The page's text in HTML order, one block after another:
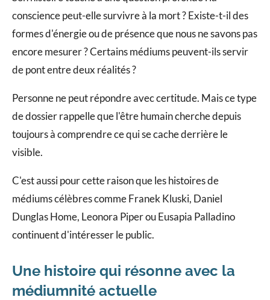
conscience peut-elle survivre à la mort ? Existe-t-il des
formes d'énergie ou de présence que nous ne savons pas
encore mesurer ? Certains médiums peuvent-ils servir
de pont entre deux réalités ?
Personne ne peut répondre avec certitude. Mais ce type
de dossier rappelle que l'être humain cherche depuis
toujours à comprendre ce qui se cache derrière le
visible.
C'est aussi pour cette raison que les histoires de
médiums célèbres comme Franek Kluski, Daniel
Dunglas Home, Leonora Piper ou Eusapia Palladino
continuent d'intéresser le public.
Une histoire qui résonne avec la
médiumnité actuelle